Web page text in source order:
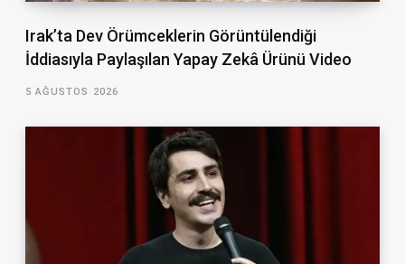
Irak’ta Dev Örümceklerin Görüntülendiği
İddiasıyla Paylaşılan Yapay Zekâ Ürünü Video
5 AĞUSTOS 2026